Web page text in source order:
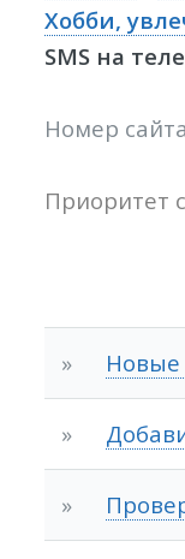
Хобби,
SMS на
Номер
Приоритет
» Новые
»
»